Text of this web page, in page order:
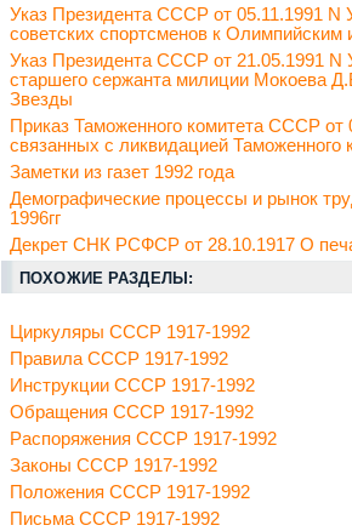
Указ Президента СССР от 05.11.1991 N
советских спортсменов к Олимпийским
Указ Президента СССР от 21.05.1991 N
старшего сержанта милиции Мокоева
Звезды
Приказ Таможенного комитета СССР
связанных с ликвидацией
Заметки из газет 1992 года
Демографические процессы и рынок
1996гг
Декрет СНК РСФСР от 28.10.1917 О
ПОХОЖИЕ РАЗДЕЛЫ:
Циркуляры СССР 1917-1992
Правила СССР 1917-1992
Инструкции СССР 1917-1992
Обращения СССР 1917-1992
Распоряжения СССР 1917-1992
Законы СССР 1917-1992
Положения СССР 1917-1992
Письма СССР 1917-1992